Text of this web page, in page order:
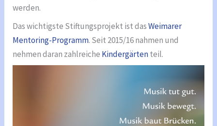
werden.
Das wichtigste Stiftungsprojekt ist dasWeimarer
Mentoring-Programm. Seit 2015/16 nahmen und
nehmen daran zahlreiche Kindergärtenteil.